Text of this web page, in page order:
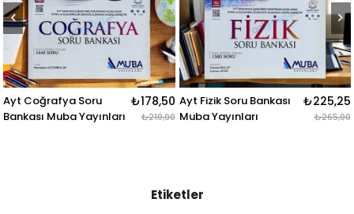
₺210,00
Ayt Fizik Soru Bankası
Muba Yayınları
₺225,25
₺265,00
Ayt Matematik Soru
Bankası Muba Yayınları
Etiketler